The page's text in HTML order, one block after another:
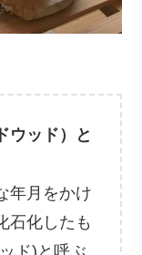
ウッド）と
年月をかけ
石化したも